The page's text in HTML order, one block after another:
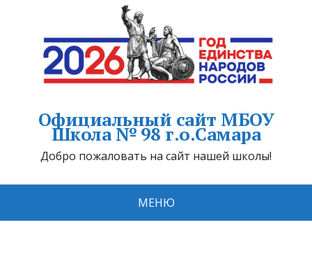
Официальный сайт МБОУ
Школа № 98 г.о.Самара
Добро пожаловать на сайт нашей школы!
МЕНЮ